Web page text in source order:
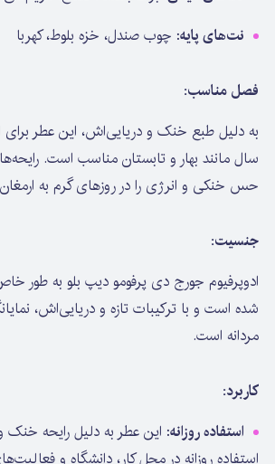
نت‌های پایه: چوب صندل، خزه بلوط، کهربا
فصل مناسب:
به دلیل طبع خنک و دریایی‌اش، این عطر برای
سال مانند بهار و تابستان مناسب است.
حس خنکی و انرژی را در روزهای گرم به
جنسیت:
ادوپرفیوم جورج دی پرفومو دیپ بلو به طور
شده است و با ترکیبات تازه و دریایی‌اش،
مردانه است.
کاربرد:
استفاده روزانه: این عطر به دلیل رایحه خنک و